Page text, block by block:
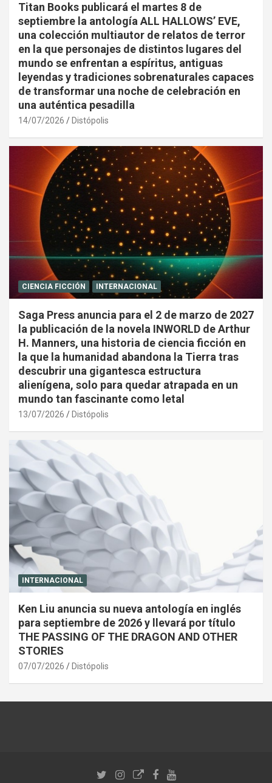
Titan Books publicará el martes 8 de
septiembre la antología ALL HALLOWS’ EVE,
una colección multiautor de relatos de terror
en la que personajes de distintos lugares del
mundo se enfrentan a espíritus, antiguas
leyendas y tradiciones sobrenaturales capaces
de transformar una noche de celebración en
una auténtica pesadilla
14/07/2026 Distópolis
CIENCIA FICCIÓN INTERNACIONAL
Saga Press anuncia para el 2 de marzo de 2027
la publicación de la novela INWORLD de Arthur
H. Manners, una historia de ciencia ficción en
la que la humanidad abandona la Tierra tras
descubrir una gigantesca estructura
alienígena, solo para quedar atrapada en un
mundo tan fascinante como letal
13/07/2026 Distópolis
INTERNACIONAL
Ken Liu anuncia su nueva antología en inglés
para septiembre de 2026 y llevará por título
THE PASSING OF THE DRAGON AND OTHER
STORIES
07/07/2026 Distópolis